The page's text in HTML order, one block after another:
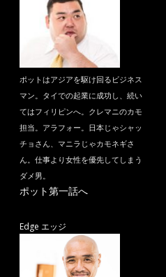
ポットはアジアを駆け回るビジネス
マン。タイでの起業に成功し、続い
てはフィリピンへ。クレマニのカモ
担当。アラフォー。日本じゃシャッ
チョさん、マニラじゃカモネギさ
ん。仕事より女性を優先してしまう
ダメ男。
ポット第一話へ
Edge エッジ